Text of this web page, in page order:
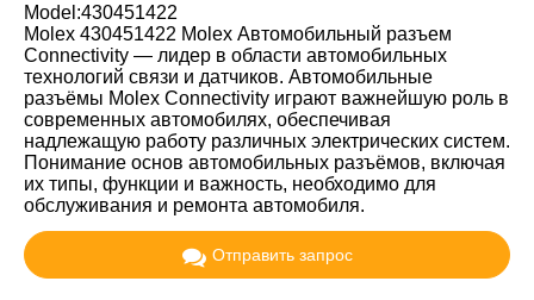
Model:430451422
Molex 430451422 Molex Автомобильный разъем
Connectivity — лидер в области автомобильных
технологий связи и датчиков. Автомобильные
разъёмы Molex Connectivity играют важнейшую роль в
современных автомобилях, обеспечивая
надлежащую работу различных электрических систем.
Понимание основ автомобильных разъёмов, включая
их типы, функции и важность, необходимо для
обслуживания и ремонта автомобиля.
Отправить запрос